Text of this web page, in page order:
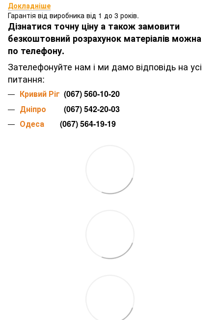
Докладніше
Гарантія від виробника від 1 до 3 років.
Дізнатися точну ціну а також замовити
безкоштовний розрахунок матеріалів можна
по телефону.
Зателефонуйте нам і ми дамо відповідь на усі
питання:
Кривий Ріг (067) 560-10-20
Дніпро (067) 542-20-03
Одеса (067) 564-19-19